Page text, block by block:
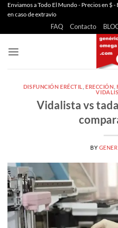
Saltar
Enviamos a Todo El Mundo - Precios en $
en caso de extravío
FAQ Contacto
DISFUNCIÓN ERÉCTIL ,ERECCIÓN
Vidalista vs
BY